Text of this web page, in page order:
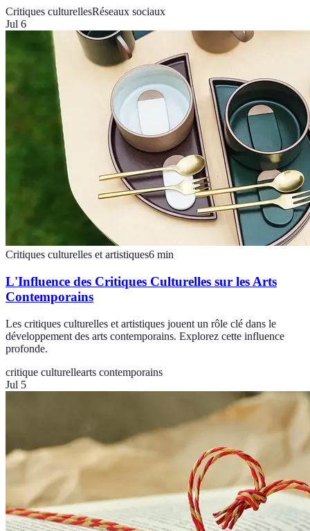
Critiques culturellesRéseaux sociaux
Jul 6
Critiques culturelles et artistiques6 min
L'Influence des Critiques Culturelles sur les Arts
Contemporains
Les critiques culturelles et artistiques jouent un rôle clé dans le
développement des arts contemporains. Explorez cette influence
profonde.
critique culturellearts contemporains
Jul 5